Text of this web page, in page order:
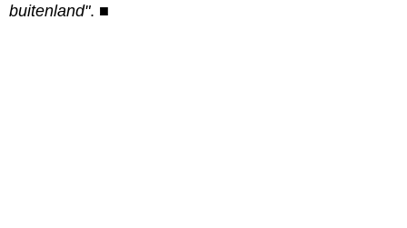
buitenland". ■